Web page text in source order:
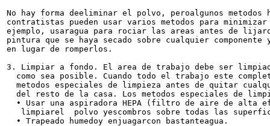
No hay forma deeliminar el polvo, peroalgunos metodos
contratistas pueden usar varios metodos para
ejemplo, usaragua para rociar las areas antes de
pintura que se haya secado sobre cualquier
en lugar de romperlos.
3. Limpiar a fondo. El area de trabajo debe ser
como sea posible. Cuando todo el trabajo este
metodos especiales de limpieza antes de quitar
del resto de la casa. Los metodos especiales de
• Usar una aspiradora HEPA (filtro de aire de alta
limpiarel  polvo yescombros sobre todas las
  • Trapeado humedoy enjuagarcon bastanteagua.